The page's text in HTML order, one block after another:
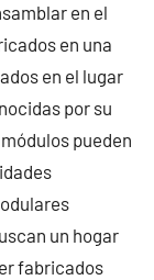
en el
en una
en el lugar
por su
pueden
un hogar
fabricados